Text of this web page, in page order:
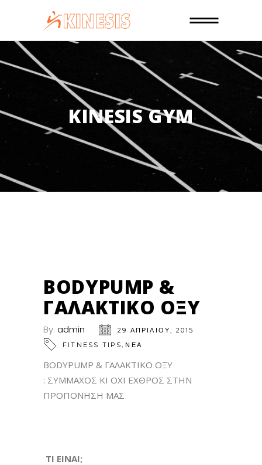
KINESIS GYM
BODYPUMP &
ΓΑΛΑΚΤΙΚΟ ΟΞΥ
By: admin
29 ΑΠΡΙΛΊΟΥ, 2015
FITNESS TIPS,ΝΕΑ
BODYPUMP & ΓΑΛΑΚΤΙΚΟ ΟΞΥ
: ΣΥΜΜΑΧΟΣ ΚΙ ΟΧΙ ΕΧΘΡΟΣ ΣΤΗΝ
ΠΡΟΠΟΝΗΣΗ ΜΑΣ
ΤΙ ΕΙΝΑΙ;